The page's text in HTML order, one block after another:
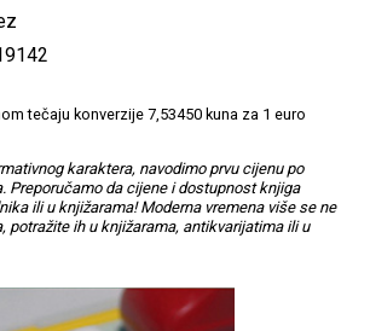
tečaju konverzije 7,53450 kuna za 1 euro
karaktera, navodimo prvu cijenu po
Preporučamo da cijene i dostupnost knjiga
ili u knjižarama! Moderna vremena više se ne
potražite ih u knjižarama, antikvarijatima ili u